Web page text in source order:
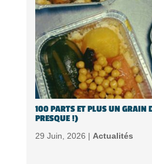
100 PARTS ET PLUS UN GRAIN
PRESQUE !)
29 Juin, 2026 | Actualités